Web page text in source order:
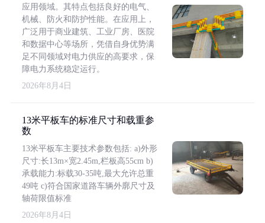
应用领域。其特点包括良好的电气、
机械、防火和防护性能。在应用上，
广泛用于商业建筑、工业厂房、医院
和数据中心等场所，凭借自身优势满
足不同领域对电力供应的高要求，保
障电力系统稳定运行。
2026年8月4日
13米平板车的标准尺寸和载重参
数
13米平板车主要技术参数包括: a)外形
尺寸:长13m×宽2.45m,栏板高55cm b)
承载能力:标载30-35吨,最大允许总重
49吨 c)符合国家道路车辆外廓尺寸及
轴荷限值标准
2026年8月4日